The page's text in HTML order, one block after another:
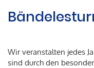
Wir veranstalten jedes
sind durch den